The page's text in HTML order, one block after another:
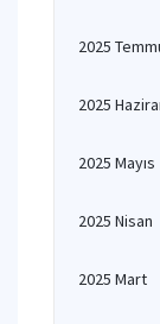
2025
2025
2025 Mayıs
2025 Nisan
2025 Mart